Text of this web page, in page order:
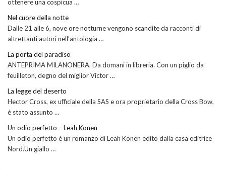
ottenere una cospicua …
Nel cuore della notte
Dalle 21 alle 6, nove ore notturne vengono scandite da racconti di
altrettanti autori nell’antologia …
La porta del paradiso
ANTEPRIMA MILANONERA. Da domani in libreria. Con un piglio da
feuilleton, degno del miglior Victor …
La legge del deserto
Hector Cross, ex ufficiale della SAS e ora proprietario della Cross Bow,
è stato assunto …
Un odio perfetto – Leah Konen
Un odio perfetto è un romanzo di Leah Konen edito dalla casa editrice
Nord.Un giallo …